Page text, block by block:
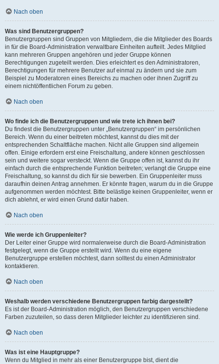
Nach oben
Was sind Benutzergruppen?
Benutzergruppen sind Gruppen von Mitgliedern, die die Mitglieder des Boards
in für die Board-Administration verwaltbare Einheiten aufteilt. Jedes Mitglied
kann mehreren Gruppen angehören und jeder Gruppe können
Berechtigungen zugeteilt werden. Dies erleichtert es den Administratoren,
Berechtigungen für mehrere Benutzer auf einmal zu ändern und sie zum
Beispiel zu Moderatoren eines Bereichs zu machen oder ihnen Zugriff zu
einem nichtöffentlichen Forum zu geben.
Nach oben
Wo finde ich die Benutzergruppen und wie trete ich ihnen bei?
Du findest die Benutzergruppen unter „Benutzergruppen“ im persönlichen
Bereich. Wenn du einer beitreten möchtest, kannst du dies mit der
entsprechenden Schaltfläche machen. Nicht alle Gruppen sind allgemein
offen. Einige erfordern erst eine Freischaltung, andere können geschlossen
sein und weitere sogar versteckt. Wenn die Gruppe offen ist, kannst du ihr
einfach durch die entsprechende Funktion beitreten; verlangt die Gruppe eine
Freischaltung, so kannst du dich für sie bewerben. Ein Gruppenleiter muss
daraufhin deinen Antrag annehmen. Er könnte fragen, warum du in die Gruppe
aufgenommen werden möchtest. Bitte belästige keinen Gruppenleiter, wenn er
dich ablehnt, er wird einen Grund dafür haben.
Nach oben
Wie werde ich Gruppenleiter?
Der Leiter einer Gruppe wird normalerweise durch die Board-Administration
festgelegt, wenn die Gruppe erstellt wird. Wenn du eine eigene
Benutzergruppe erstellen möchtest, dann solltest du einen Administrator
kontaktieren.
Nach oben
Weshalb werden verschiedene Benutzergruppen farbig dargestellt?
Es ist der Board-Administration möglich, den Benutzergruppen verschiedene
Farben zuzuteilen, so dass deren Mitglieder leichter zu identifizieren sind.
Nach oben
Was ist eine Hauptgruppe?
Wenn du Mitglied in mehr als einer Benutzergruppe bist, dient die